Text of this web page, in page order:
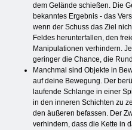
dem Gelände schießen. Die
bekanntes Ergebnis - das
wenn der Schuss das Ziel
Feldes herunterfallen, den
Manipulationen verhindern.
geringer die Chance, die
Manchmal sind Objekte in
auf deine Bewegung. Der
laufende Schlange in einer
in den inneren Schichten zu
den äußeren befassen. Der
verhindern, dass die Kette in